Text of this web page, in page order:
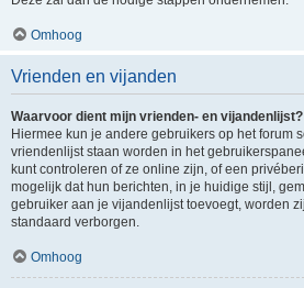
Omhoog
Vrienden en vijanden
Waarvoor dient mijn vrienden- en vijandenlijst?
Hiermee kun je andere gebruikers op het forum
vriendenlijst staan worden in het
kunt controleren of ze online zijn, of een
mogelijk dat hun berichten, in je huidige stijl,
gebruiker aan je vijandenlijst toevoegt, worden
standaard verborgen.
Omhoog